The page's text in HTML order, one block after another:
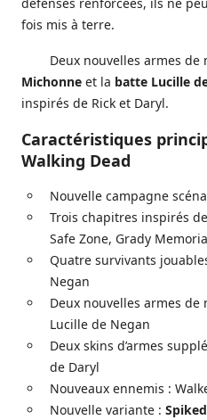
fois mis à terre.
Deux nouvelles armes
Michonne et la batte Lucille
inspirés de Rick et Daryl.
Caractéristiques
Walking Dead
Nouvelle campagne
Trois chapitres inspirés
Safe Zone, Grady
Quatre survivants
Negan
Deux nouvelles armes
Lucille de Negan
Deux skins d’armes
de Daryl
Nouveaux ennemis :
Nouvelle variante :